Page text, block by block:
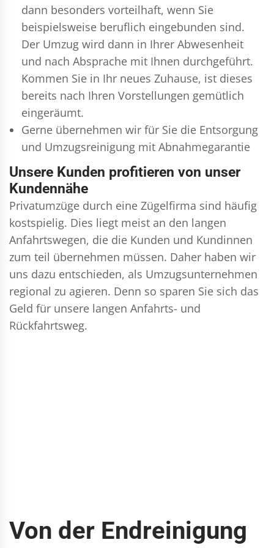
dann besonders vorteilhaft, wenn Sie
beispielsweise beruflich eingebunden sind.
Der Umzug wird dann in Ihrer Abwesenheit
und nach Absprache mit Ihnen durchgeführt.
Kommen Sie in Ihr neues Zuhause, ist dieses
bereits nach Ihren Vorstellungen gemütlich
eingeräumt.
Gerne übernehmen wir für Sie die Entsorgung
und Umzugsreinigung mit Abnahmegarantie
Unsere Kunden profitieren von unser
Kundennähe
Privatumzüge durch eine Zügelfirma sind häufig
kostspielig. Dies liegt meist an den langen
Anfahrtswegen, die die Kunden und Kundinnen
zum teil übernehmen müssen. Daher haben wir
uns dazu entschieden, als Umzugsunternehmen
regional zu agieren. Denn so sparen Sie sich das
Geld für unsere langen Anfahrts- und
Rückfahrtsweg.
Von der Endreinigung